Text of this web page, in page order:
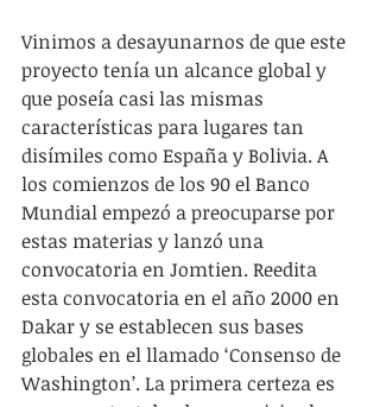
Vinimos a desayunarnos de que este
proyecto tenía un alcance global y
que poseía casi las mismas
características para lugares tan
disímiles como España y Bolivia. A
los comienzos de los 90 el Banco
Mundial empezó a preocuparse por
estas materias y lanzó una
convocatoria en Jomtien. Reedita
esta convocatoria en el año 2000 en
Dakar y se establecen sus bases
globales en el llamado ‘Consenso de
Washington’. La primera certeza es